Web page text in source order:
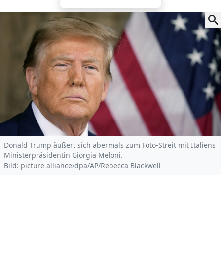
Donald Trump äußert sich abermals zum Foto-Streit mit Italiens
Ministerpräsidentin Giorgia Meloni.
Bild: picture alliance/dpa/AP/Rebecca Blackwell